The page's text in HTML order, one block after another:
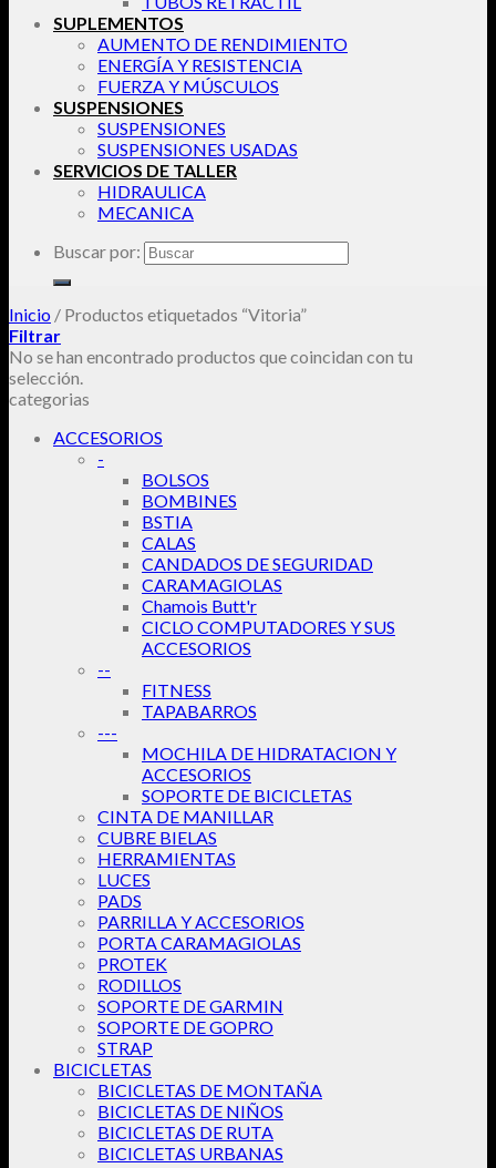
SUPLEMENTOS
AUMENTO DE RENDIMIENTO
ENERGÍA Y RESISTENCIA
FUERZA Y MÚSCULOS
SUSPENSIONES
SUSPENSIONES
SUSPENSIONES USADAS
SERVICIOS DE TALLER
HIDRAULICA
MECANICA
Buscar por:
Inicio / Productos etiquetados “Vitoria”
Filtrar
No se han encontrado productos que coincidan con tu
selección.
categorias
ACCESORIOS
-
BOLSOS
BOMBINES
BSTIA
CALAS
CANDADOS DE SEGURIDAD
CARAMAGIOLAS
Chamois Butt'r
CICLO COMPUTADORES Y SUS
ACCESORIOS
--
FITNESS
TAPABARROS
---
MOCHILA DE HIDRATACION Y
ACCESORIOS
SOPORTE DE BICICLETAS
CINTA DE MANILLAR
CUBRE BIELAS
HERRAMIENTAS
LUCES
PADS
PARRILLA Y ACCESORIOS
PORTA CARAMAGIOLAS
PROTEK
RODILLOS
SOPORTE DE GARMIN
SOPORTE DE GOPRO
STRAP
BICICLETAS
BICICLETAS DE MONTAÑA
BICICLETAS DE NIÑOS
BICICLETAS DE RUTA
BICICLETAS URBANAS